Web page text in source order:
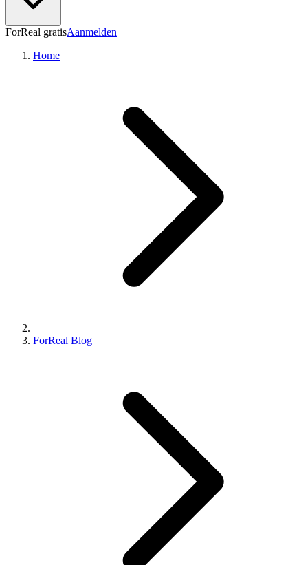
ForReal gratisAanmelden
Home
ForReal Blog